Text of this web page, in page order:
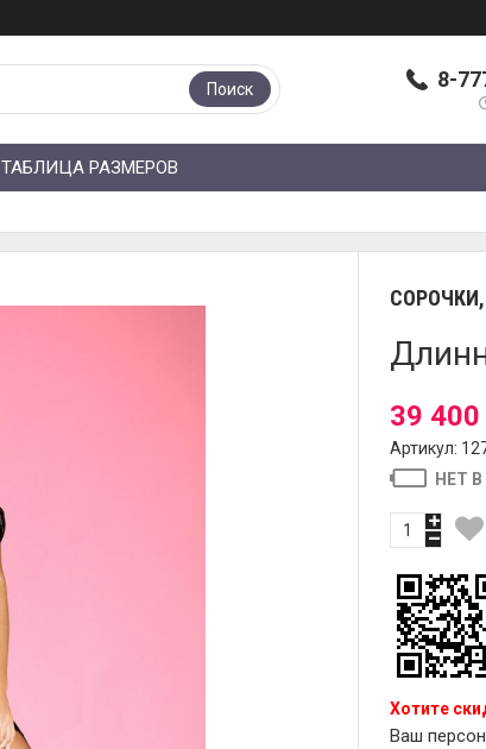
8-
Поиск
ТАБЛИЦА РАЗМЕРОВ
39 400
Артикул:
НЕТ
Хотите
Ваш